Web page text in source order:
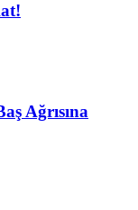
Ağrısına